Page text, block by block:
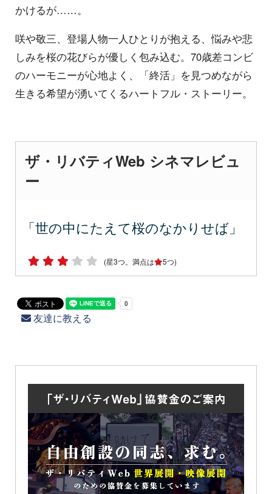
かけるが……。
咲や敬三、登場人物一人ひとりが抱える、悩みや悲
しみを桜の花びらが優しく包み込む。70歳差コンビ
のハーモニーが心地よく、「終活」を見つめながら
生きる希望が湧いてくるハートフル・ストーリー。
ザ・リバティWeb シネマレビュ
ー
「世の中にたえて桜のなかりせば」
(星3つ。満点は 5つ)
友達に教える